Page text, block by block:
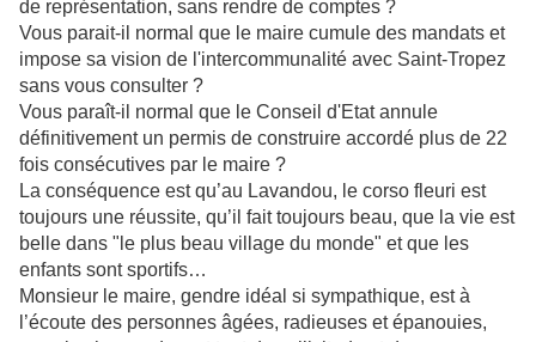
de représentation, sans rendre de comptes ?
Vous parait-il normal que le maire cumule des mandats et
impose sa vision de l'intercommunalité avec Saint-Tropez
sans vous consulter ?
Vous paraît-il normal que le Conseil d'Etat annule
définitivement un permis de construire accordé plus de 22
fois consécutives par le maire ?
La conséquence est qu’au Lavandou, le corso fleuri est
toujours une réussite, qu’il fait toujours beau, que la vie est
belle dans "le plus beau village du monde" et que les
enfants sont sportifs…
Monsieur le maire, gendre idéal si sympathique, est à
l’écoute des personnes âgées, radieuses et épanouies,